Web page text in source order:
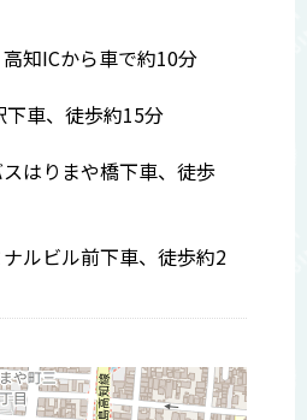
知ICから車で約10分
下車、徒歩約15分
はりまや橋下車、徒歩
ルビル前下車、徒歩約2